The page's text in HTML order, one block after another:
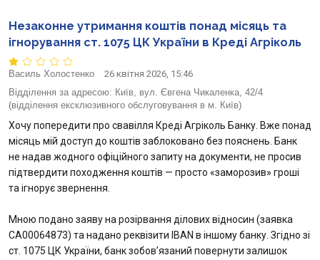
Незаконне утримання коштів понад місяць та
ігнорування ст. 1075 ЦК України в Креді Агріколь
Василь Холостенко
26 квітня 2026, 15:46
Відділення за адресою: Київ, вул. Євгена Чикаленка, 42/4
(відділення ексклюзивного обслуговування в м. Київ)
Хочу попередити про свавілля Креді Агріколь Банку. Вже понад
місяць мій доступ до коштів заблоковано без пояснень. Банк
не надав жодного офіційного запиту на документи, не просив
підтвердити походження коштів — просто «заморозив» гроші
та ігнорує звернення.
Мною подано заяву на розірвання ділових відносин (заявка
CA00064873) та надано реквізити IBAN в іншому банку. Згідно зі
ст. 1075 ЦК України, банк зобов’язаний повернути залишок